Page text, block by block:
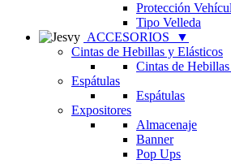
Protección
Tipo Velleda
ACCESORIOS
▼
Cintas de Hebillas y Elásticos
Cintas de
Espátulas
Espátulas
Expositores
Almacenaje
Banner
Pop Ups